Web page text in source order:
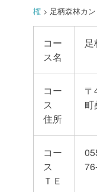
権 > 足柄森林カ
コー
ス名
足
コー
ス
住所
町
コー
ス
ＴＥ